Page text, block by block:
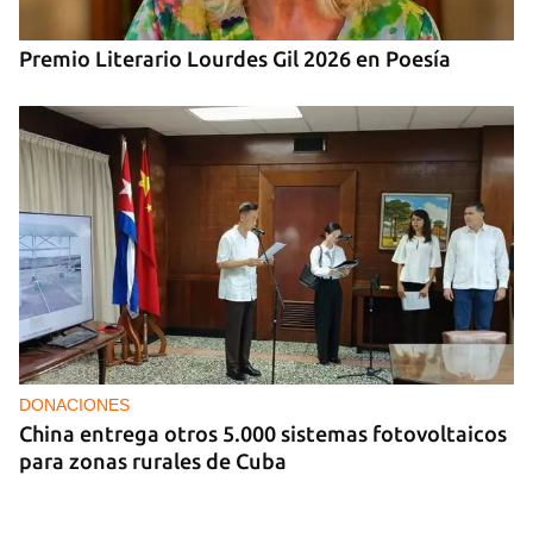
Premio Literario Lourdes Gil 2026 en Poesía
DONACIONES
China entrega otros 5.000 sistemas fotovoltaicos
para zonas rurales de Cuba